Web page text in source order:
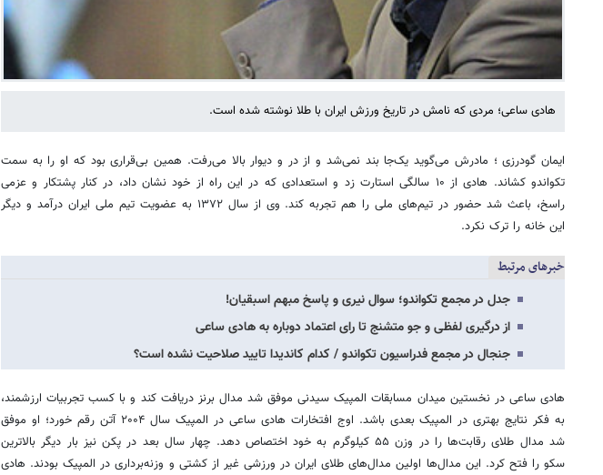
هادی ساعی؛ مردی که نامش در تاریخ ورزش ایران با طلا نوشته شده است.
ایمان گودرزی ؛ مادرش می‌گوید یک‌جا بند نمی‌شد و از در و دیوار بالا می‌رفت. همین بی‌قراری بود که او را به سمت
تکواندو کشاند. هادی از ۱۰ سالگی استارت زد و استعدادی که در این راه از خود نشان داد، در کنار پشتکار و عزمی
راسخ، باعث شد حضور در تیم‌های ملی را هم تجربه کند. وی از سال ۱۳۷۲ به عضویت تیم ملی ایران درآمد و دیگر
این خانه را ترک نکرد.
خبرهای مرتبط
جدل در مجمع تکواندو؛ سوال نیری و پاسخ مبهم اسبقیان!
از درگیری لفظی و جو متشنج تا رای اعتماد دوباره به هادی ساعی
جنجال در مجمع فدراسیون تکواندو / کدام کاندیدا تایید صلاحیت نشده است؟
هادی ساعی در نخستین میدان مسابقات المپیک سیدنی موفق شد مدال برنز دریافت کند و با کسب تجربیات ارزشمند،
به فکر نتایج بهتری در المپیک بعدی باشد. اوج افتخارات هادی ساعی در المپیک سال ۲۰۰۴ آتن رقم خورد؛ او موفق
شد مدال طلای رقابت‌ها را در وزن ۵۵ کیلوگرم به خود اختصاص دهد. چهار سال بعد در پکن نیز بار دیگر بالاترین
سکو را فتح کرد. این مدال‌ها اولین مدال‌های طلای ایران در ورزشی غیر از کشتی و وزنه‌برداری در المپیک بودند. هادی